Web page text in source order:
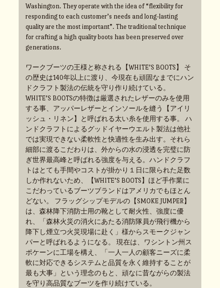
Washington. They operate with the idea of “flexibility for
responding to each customer’s needs and long-lasting
quality are the most important”. The traditional technique
for crafting a high quality boots has been preserved over
generations.
ワークブーツの王様と称される【WHITE’S BOOTS】 そ
の歴史は140年以上に渡り、今現在も頑固なまでにハン
ドクラフト製法の伝統を守り作り続けている。
WHITE’S BOOTSの特徴は厳選されたレザーのみを使用
する事、アッパーレザーとインソールを縫う【アイリ
ッシュ・リネン】と呼ばれる太い糸を使用する事。 ハ
ンドクラフトによるグッドイヤーウエルト製法は他社
では実現できない柔軟性と快適性を生み出す。それら
細部に渡るこだわりは、外からの水の浸透を完璧に防
ぎ世界最高峰と呼ばれる強度を与える。ハンドクラフ
トはとても手間やコストが掛かり１日に限られた足数
しか作れないため、【WHITE’S BOOTS】ほど手作業に
こだわっているブーツブランドはアメリカでもほとん
どない。 フラッグシップモデルの【SMOKE JUMPER】
は、森林降下消防士用の靴として耐火性、強度に優
れ、「森林火災の消火にあたる消防隊員が飛行機から
降下し煙立つ火災現場に赴く」様からスモークジャン
パーと呼ばれるようになる。 現在は、ワシントン州ス
ポケーンに工場を構え、「一人一人の顧客ニーズに柔
軟に対応できるシステムと品質を永く維持することが
最も大事」という理念のもと、頑なに昔ながらの製法
を守り高品質なブーツを作り続けている。